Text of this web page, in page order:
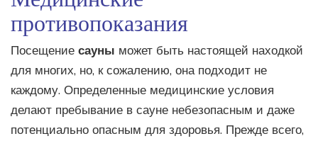
противопоказания
Посещение сауны может быть настоящей находкой
для многих, но, к сожалению, она подходит не
каждому. Определенные медицинские условия
делают пребывание в сауне небезопасным и даже
потенциально опасным для здоровья. Прежде всего,